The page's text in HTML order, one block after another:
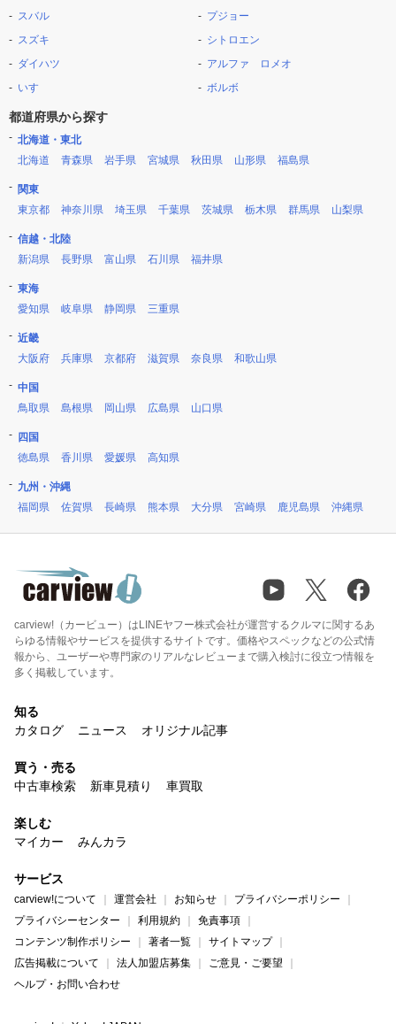
スバル
スズキ
ダイハツ
いすゞ
プジョー
シトロエン
アルファ ロメオ
ボルボ
都道府県から探す
北海道・東北
北海道
青森県 岩手県 宮城県 秋田県 山形県 福島県
関東
東京都
神奈川県 埼玉県 千葉県 茨城県 栃木県 群馬県 山梨県
信越・北陸
新潟県
長野県 富山県 石川県 福井県
東海
愛知県
岐阜県 静岡県 三重県
近畿
大阪府
兵庫県 京都府 滋賀県 奈良県 和歌山県
中国
鳥取県
島根県 岡山県 広島県 山口県
四国
徳島県
香川県 愛媛県 高知県
九州・沖縄
福岡県
佐賀県 長崎県 熊本県 大分県 宮崎県 鹿児島県 沖縄県
carview!（カービュー）はLINEヤフー株式会社が運営するクルマに関するあ
らゆる情報やサービスを提供するサイトです。価格やスペックなどの公式情
報から、ユーザーや専門家のリアルなレビューまで購入検討に役立つ情報を
多く掲載しています。
知る
カタログ
ニュース オリジナル記事
買う・売る
中古車検索
新車見積り 車買取
楽しむ
マイカー
みんカラ
サービス
carview!について 運営会社 お知らせ
プライバシーポリシー
プライバシーセンター
利用規約
免責事項
コンテンツ制作ポリシー
著者一覧
サイトマップ
広告掲載について
法人加盟店募集
ご意見・ご要望
ヘルプ・お問い合わせ